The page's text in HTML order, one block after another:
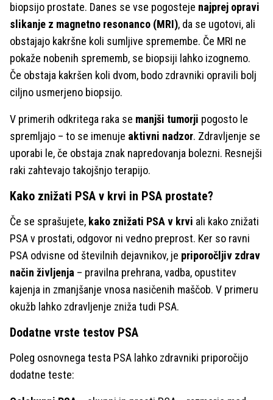
biopsijo prostate. Danes se vse pogosteje najprej opravi
slikanje z magnetno resonanco (MRI), da se ugotovi, ali
obstajajo kakršne koli sumljive spremembe. Če MRI ne
pokaže nobenih sprememb, se biopsiji lahko izognemo.
Če obstaja kakršen koli dvom, bodo zdravniki opravili bolj
ciljno usmerjeno biopsijo.
V primerih odkritega raka se manjši tumorji pogosto le
spremljajo – to se imenuje aktivni nadzor. Zdravljenje se
uporabi le, če obstaja znak napredovanja bolezni. Resnejši
raki zahtevajo takojšnjo terapijo.
Kako znižati PSA v krvi in PSA prostate?
Če se sprašujete, kako znižati PSA v krvi ali kako znižati
PSA v prostati, odgovor ni vedno preprost. Ker so ravni
PSA odvisne od številnih dejavnikov, je priporočljiv zdrav
način življenja – pravilna prehrana, vadba, opustitev
kajenja in zmanjšanje vnosa nasičenih maščob. V primeru
okužb lahko zdravljenje zniža tudi PSA.
Dodatne vrste testov PSA
Poleg osnovnega testa PSA lahko zdravniki priporočijo
dodatne teste: